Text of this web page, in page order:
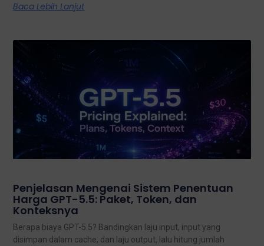
Baca Lebih Lanjut
Penjelasan Mengenai Sistem Penentuan
Harga GPT-5.5: Paket, Token, dan
Konteksnya
Berapa biaya GPT-5.5? Bandingkan laju input, input yang
disimpan dalam cache, dan laju output, lalu hitung jumlah